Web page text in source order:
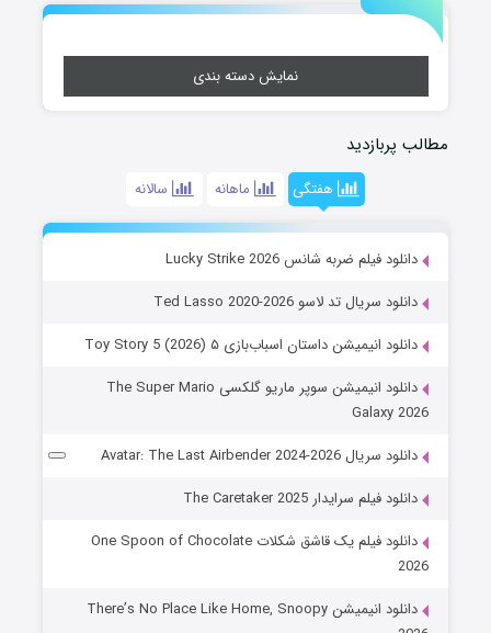
نمایش دسته بندی
مطالب پربازدید
هفتگی ماهانه سالانه
دانلود فیلم ضربه شانس Lucky Strike 2026
دانلود سریال تد لاسو Ted Lasso 2020-2026
دانلود انیمیشن داستان اسباب‌بازی ۵ Toy Story 5 (2026)
دانلود انیمیشن سوپر ماریو گلکسی The Super Mario
Galaxy 2026
دانلود سریال Avatar: The Last Airbender 2024-2026
دانلود فیلم سرایدار The Caretaker 2025
دانلود فیلم یک قاشق شکلات One Spoon of Chocolate
2026
دانلود انیمیشن There’s No Place Like Home, Snoopy